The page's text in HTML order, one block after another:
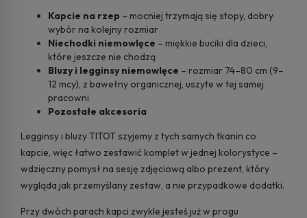
Kapcie na rzep – mocniej trzymają się stopy, dobry
wybór na kolejny rozmiar
Niechodki niemowlęce – miękkie buciki dla dzieci,
które jeszcze nie chodzą
Bluzy i legginsy niemowlęce – rozmiar 74–80 cm (9–
12 mcy), z bawełny organicznej, uszyte w tej samej
pracowni
Pozostałe akcesoria
Legginsy i bluzy TITOT szyjemy z tych samych tkanin co
kapcie, więc łatwo zestawić komplet w jednej kolorystyce –
wdzięczny pomysł na sesję zdjęciową albo prezent, który
wygląda jak przemyślany zestaw, a nie przypadkowe dodatki.
Przy dwóch parach kapci zwykle jesteś już w progu